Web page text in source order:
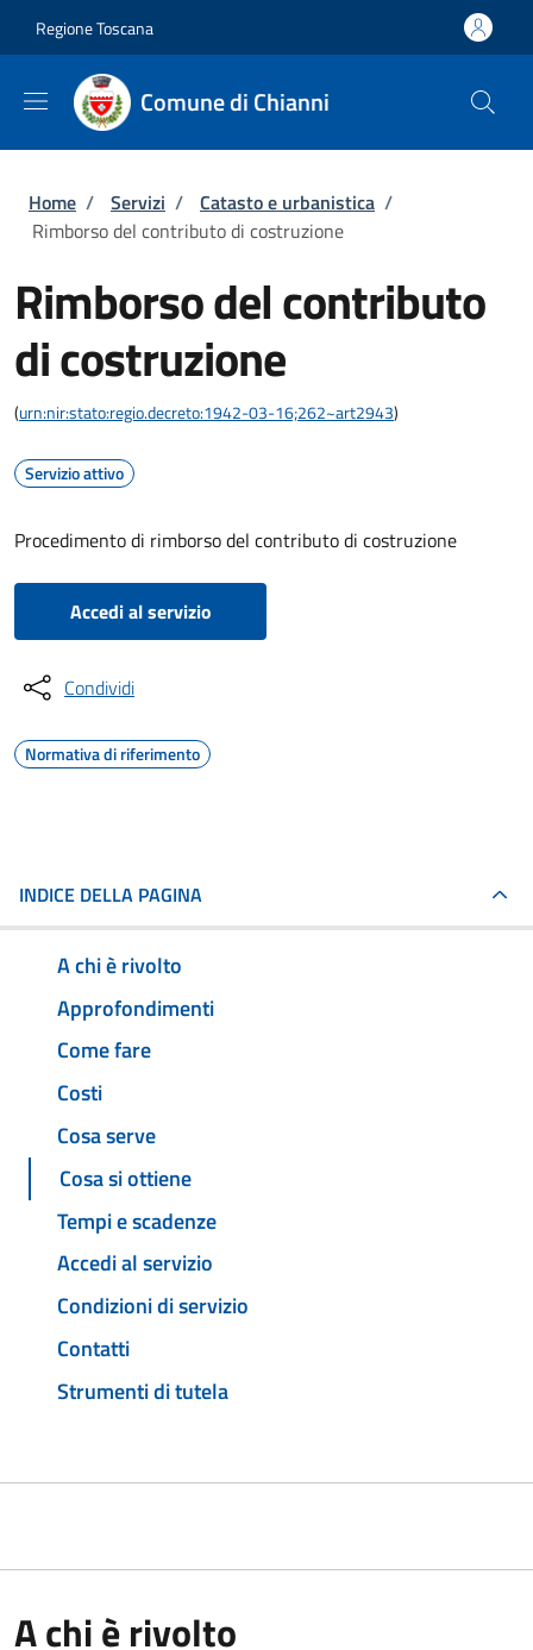
Regione Toscana
Comune di Chianni
Briciole di pane
Home / Servizi / Catasto e urbanistica /
Rimborso del contributo di costruzione
Rimborso del contributo
di costruzione
(urn:nir:stato:regio.decreto:1942-03-16;262~art2943)
Servizio attivo
Procedimento di rimborso del contributo di costruzione
Accedi al servizio
Condividi
Normativa di riferimento
INDICE DELLA PAGINA
A chi è rivolto
Approfondimenti
Come fare
Costi
Cosa serve
Cosa si ottiene
Tempi e scadenze
Accedi al servizio
Condizioni di servizio
Contatti
Strumenti di tutela
A chi è rivolto